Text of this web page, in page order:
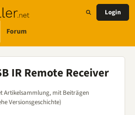
Forum
Login
IR Remote Receiver
Artikelsammlung, mit Beiträgen
Versionsgeschichte)